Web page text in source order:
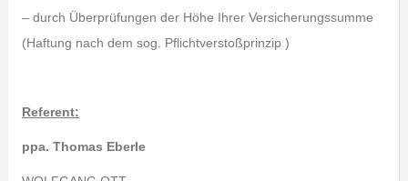
– durch Überprüfungen der Höhe Ihrer Versicherungssumme
(Haftung nach dem sog. Pflichtverstoßprinzip )
Referent:
ppa. Thomas Eberle